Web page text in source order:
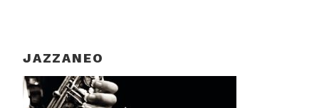
JAZZANEO